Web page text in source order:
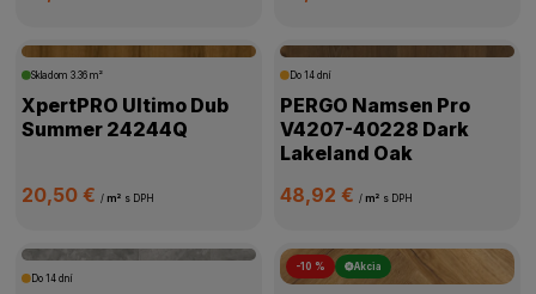
Skladom3.36 m²
XpertPRO Ultimo Dub
Summer 24244Q
20,50 €/ m² s DPH
Do 14 dní
PERGO Namsen Pro
V4207-40228 Dark
Lakeland Oak
48,92 € / m² s DPH
Do 14 dní
-10 % Akcia